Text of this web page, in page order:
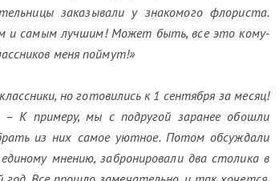
заказывали у знакомого флориста.
и самым лучшим! Может быть, все это кому-
меня поймут!»
но готовились к 1 сентября за месяц!
– К примеру, мы с подругой заранее обошли
из них самое уютное. Потом обсуждали
мнению, забронировали два столика в